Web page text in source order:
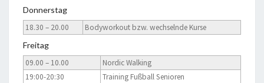
Donnerstag
18.30 – 20.00
Bodyworkout bzw. wechselnde Kurse
Freitag
09.00 – 10.00
Nordic Walking
19:00-20:30
Training Fußball Senioren